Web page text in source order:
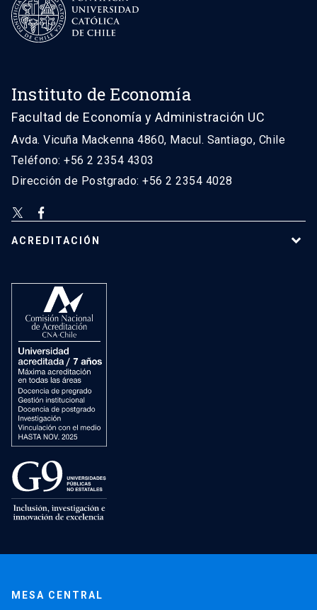
Instituto de Economía
Facultad de Economía y Administración UC
Avda. Vicuña Mackenna 4860, Macul. Santiago, Chile
Teléfono: +56 2 2354 4303
Dirección de Postgrado: +56 2 2354 4028
ACREDITACIÓN
MESA CENTRAL